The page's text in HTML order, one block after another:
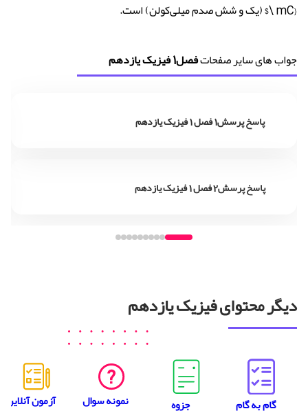
\ mC}$ (یک و شش صدم میلی‌کولن) است.
جواب های سایر صفحاتفصل1 فیزیک یازدهم
پاسخ پرسش1 فصل 1 فیزیک یازدهم
پاسخ پرسش2 فصل 1 فیزیک یازدهم
دیگر محتوای فیزیک یازدهم
گام به گام جزوه نمونه سوال آزمون آنلاین